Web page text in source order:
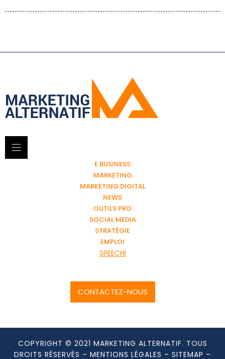
E BUSINESS
MARKETING
MARKETING DIGITAL
NEWS
OUTILS PRO
SOCIAL MEDIA
STRATÉGIE
EMPLOI
SPEECHI
CONTACTEZ-NOUS
COPYRIGHT © 2021 MARKETING ALTERNATIF. TOUS
DROITS RÉSERVÉS – MENTIONS LÉGALES – SITEMAP –